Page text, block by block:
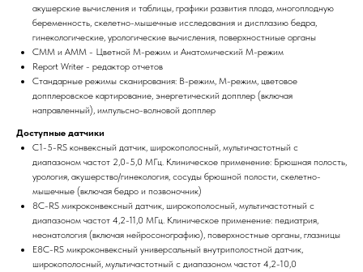
акушерские вычисления и таблицы, графики развития плода, многоплодную
беременность, скелетно-мышечные исследования и дисплазию бедра,
гинекологические, урологические вычисления, поверхностниые органы
CMM и AMM - Цветной М-режим и Анатомический М-режим
Report Writer - редактор отчетов
Стандарные режимы сканирования: В-режим, М-режим, цветовое
допплеровское картирование, энергетический допплер (включая
направленный), импульсно-волновой допплер
Доступные датчики
C1-5-RS конвексный датчик, широкополосный, мультичастотный с
диапазоном частот 2,0-5,0 МГц. Клиническое применение: Брюшная полость,
урология, акушерство/гинекология, сосуды брюшной полости, скелетно-
мышечные (включая бедро и позвоночник)
8C-RS микроконвексный датчик, широкополосный, мультичастотный с
диапазоном частот 4,2-11,0 МГц. Клиническое применение: педиатрия,
неонатология (включая нейросонографию), поверхностные органы, глазницы
E8C-RS микроконвексный универсальный внутриполостной датчик,
широкополосный, мультичастотный с диапазоном частот 4,2-10,0